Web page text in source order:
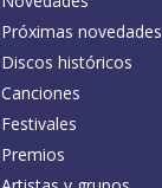
Próximas novedades
Discos históricos
Canciones
Festivales
Premios